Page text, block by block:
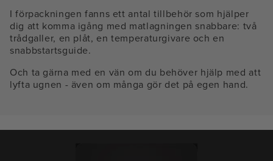
I förpackningen fanns ett antal tillbehör som hjälper
dig att komma igång med matlagningen snabbare: två
trådgaller, en plåt, en temperaturgivare och en
snabbstartsguide.
Och ta gärna med en vän om du behöver hjälp med att
lyfta ugnen - även om många gör det på egen hand.